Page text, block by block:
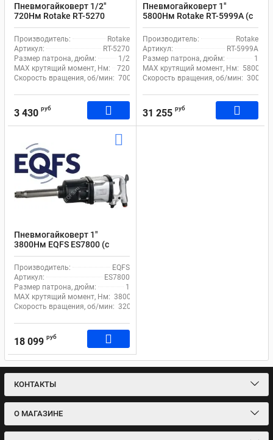
Пневмогайковерт 1/2"
720Нм Rotake RT-5270
Производитель:
Rotake
Артикул:
RT-5270
Размер патрона, дюйм:
1/2
MAX крутящий момент, Нм:
720
Скорость вращения, об/мин: 7000
3 430 руб
Пневмогайковерт 1"
5800Нм Rotake RT-5999A (с
длинным валом)
Производитель:
Rotake
Артикул:
RT-5999A
Размер патрона, дюйм:
1
MAX крутящий момент, Нм: 5800
Скорость вращения, об/мин: 3000
31 255 руб
Пневмогайковерт 1"
3800Нм EQFS ES7800 (с
длинным валом)
Производитель:
EQFS
Артикул:
ES7800
Размер патрона, дюйм:
1
MAX крутящий момент, Нм: 3800
Скорость вращения, об/мин: 3200
18 099 руб
КОНТАКТЫ
О МАГАЗИНЕ